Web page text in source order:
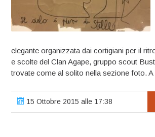
elegante organizzata dai cortigiani per il
e scolte del Clan Agape, gruppo scout
trovate come al solito nella sezione foto. A
15 Ottobre 2015 alle 17:38